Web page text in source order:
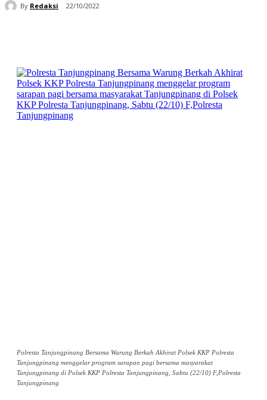
By Redaksi 22/10/2022
Polresta Tanjungpinang Bersama Warung Berkah Akhirat Polsek KKP Polresta
Tanjungpinang menggelar program sarapan pagi bersama masyarakat
Tanjungpinang di Polsek KKP Polresta Tanjungpinang, Sabtu (22/10) F,Polresta
Tanjungpinang